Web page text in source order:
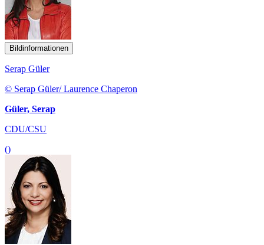
Bildinformationen
Serap Güler
© Serap Güler/ Laurence Chaperon
Güler, Serap
CDU/CSU
()